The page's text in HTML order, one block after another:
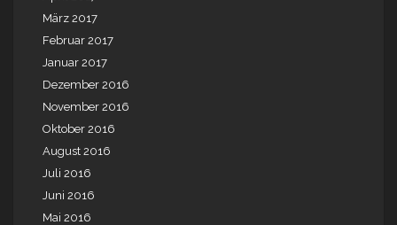
März 2017
Februar 2017
Januar 2017
Dezember 2016
November 2016
Oktober 2016
August 2016
Juli 2016
Juni 2016
Mai 2016